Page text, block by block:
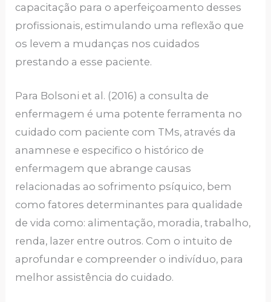
capacitação para o aperfeiçoamento desses
profissionais, estimulando uma reflexão que
os levem a mudanças nos cuidados
prestando a esse paciente.
Para Bolsoni et al. (2016) a consulta de
enfermagem é uma potente ferramenta no
cuidado com paciente com TMs, através da
anamnese e especifico o histórico de
enfermagem que abrange causas
relacionadas ao sofrimento psíquico, bem
como fatores determinantes para qualidade
de vida como: alimentação, moradia, trabalho,
renda, lazer entre outros. Com o intuito de
aprofundar e compreender o indivíduo, para
melhor assistência do cuidado.